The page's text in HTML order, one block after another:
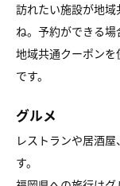
訪れたい施設が地
ね。予約ができる場
地域共通クーポンを
です。
グルメ
レストランや居酒
す。